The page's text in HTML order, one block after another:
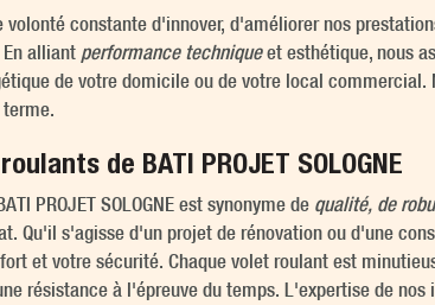
constante d'innover, d'améliorer nos
alliant performance techniqueet esthétique, nous
de votre domicile ou de votre local
de BATI PROJET SOLOGNE
PROJET SOLOGNE est synonyme de qualité, de
Qu'il s'agisse d'un projet de rénovation ou d'une
et votre sécurité. Chaque volet roulant est
résistance à l'épreuve du temps. L'expertise de